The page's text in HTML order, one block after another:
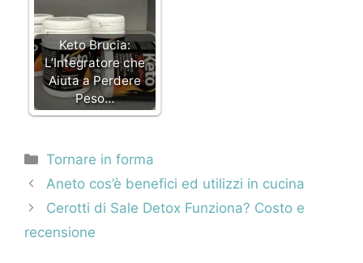
Keto Brucia:
L’Integratore che
Aiuta a Perdere
Peso…
Categorie
Tornare in forma
Navigazione
articolo
Aneto cos’è benefici ed utilizzi in cucina
Cerotti di Sale Detox Funziona? Costo e
recensione